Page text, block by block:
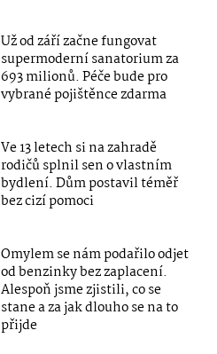
Už od září začne fungovat
supermoderní sanatorium za
693 milionů. Péče bude pro
vybrané pojištěnce zdarma
Ve 13 letech si na zahradě
rodičů splnil sen o vlastním
bydlení. Dům postavil téměř
bez cizí pomoci
Omylem se nám podařilo odjet
od benzinky bez zaplacení.
Alespoň jsme zjistili, co se
stane a za jak dlouho se na to
přijde